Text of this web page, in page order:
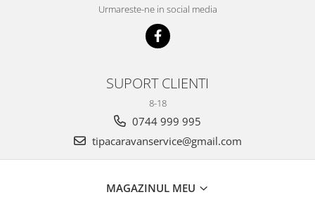
Urmareste-ne in social media
SUPORT CLIENTI
8-18
0744 999 995
tipacaravanservice@gmail.com
MAGAZINUL MEU